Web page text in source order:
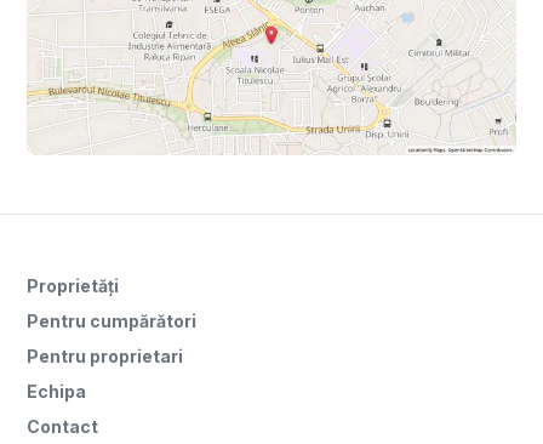
Proprietăți
Pentru cumpărători
Pentru proprietari
Echipa
Contact